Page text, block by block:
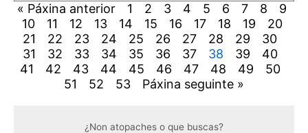
« Páxina anterior 1 2 3 4 5 6 7 8
9
10
11 12 13 14 15 16 17 18 19
20
21
22 23 24 25 26 27 28 29
30
31
32 33 34 35 36 37 38 39
40
41
42 43 44 45 46 47 48 49
50
51
52 53 Páxina seguinte »
¿Non atopaches o que buscas?